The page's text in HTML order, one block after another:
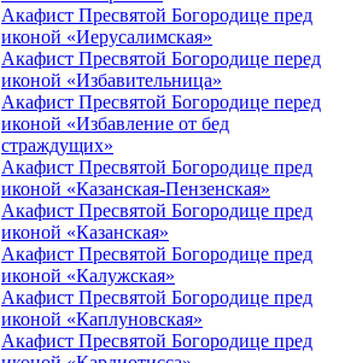
Акафист Пресвятой Богородице пред
иконой «Иерусалимская»
Акафист Пресвятой Богородице перед
иконой «Избавительница»
Акафист Пресвятой Богородице перед
иконой «Избавление от бед
страждущих»
Акафист Пресвятой Богородице пред
иконой «Казанская-Пензенская»
Акафист Пресвятой Богородице пред
иконой «Казанская»
Акафист Пресвятой Богородице пред
иконой «Калужская»
Акафист Пресвятой Богородице пред
иконой «Каплуновская»
Акафист Пресвятой Богородице пред